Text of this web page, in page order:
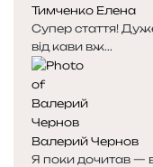
Тимченко Елена
Супер стаття!
від кави вж...
Валерий Чернов
Я поки дочитав —